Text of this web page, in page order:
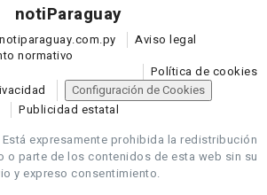
notiParaguay
Aviso legal
normativo
Política de cookies
Configuración de Cookies
Publicidad estatal
Está expresamente prohibida la redistribución
o parte de los contenidos de esta web sin su
y expreso consentimiento.